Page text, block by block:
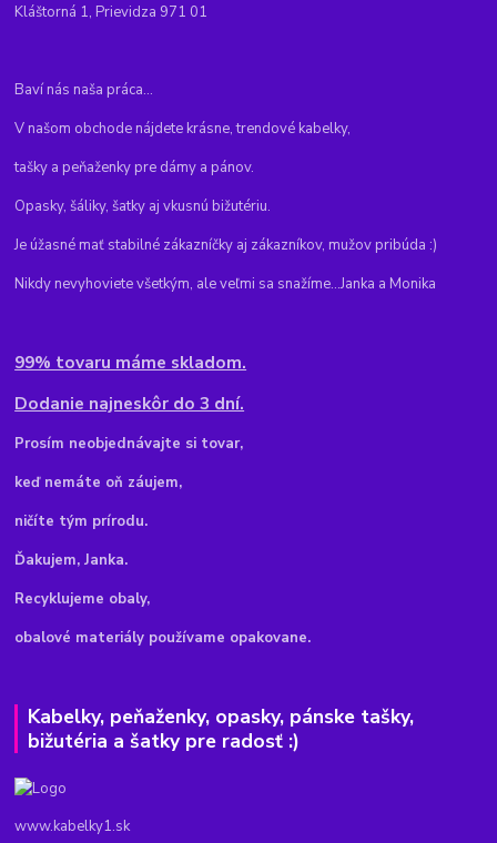
Kláštorná 1, Prievidza 971 01
Baví nás naša práca...
V našom obchode nájdete krásne, trendové kabelky,
tašky a peňaženky pre dámy a pánov.
Opasky, šáliky, šatky aj vkusnú bižutériu.
Je úžasné mať stabilné zákazníčky aj zákazníkov, mužov pribúda :)
Nikdy nevyhoviete všetkým, ale veľmi sa snažíme...Janka a Monika
99% tovaru máme skladom.
Dodanie najneskôr do 3 dní.
Prosím neobjednávajte si tovar,
keď nemáte oň záujem,
ničíte tým prírodu.
Ďakujem, Janka.
Recyklujeme obaly,
obalové materiály používame opakovane.
Kabelky, peňaženky, opasky, pánske tašky,
bižutéria a šatky pre radosť :)
www.kabelky1.sk